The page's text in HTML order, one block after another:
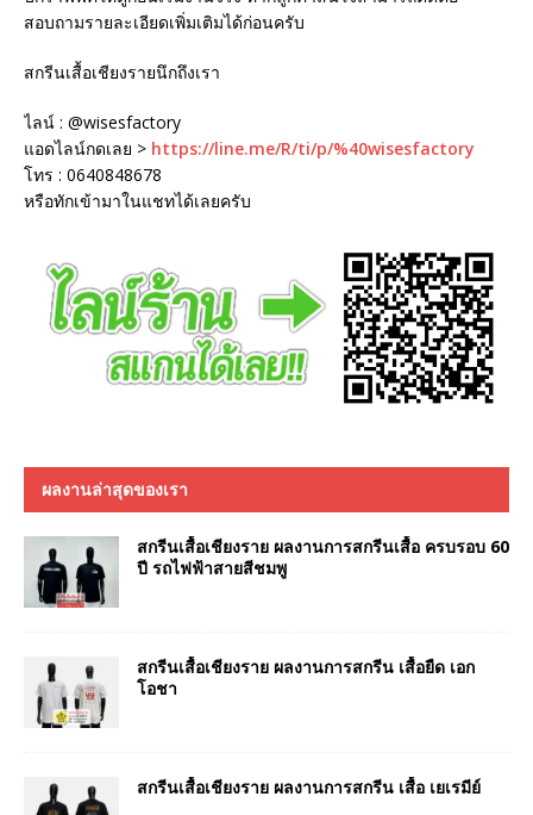
สอบถามรายละเอียดเพิ่มเติมได้ก่อนครับ
สกรีนเสื้อเชียงรายนึกถึงเรา
ไลน์ : @wisesfactory
แอดไลน์กดเลย > https://line.me/R/ti/p/%40wisesfactory
โทร : 0640848678
หรือทักเข้ามาในแชทได้เลยครับ
ผลงานล่าสุดของเรา
สกรีนเสื้อเชียงราย ผลงานการสกรีนเสื้อ ครบรอบ 60
ปี รถไฟฟ้าสายสีชมพู
สกรีนเสื้อเชียงราย ผลงานการสกรีน เสื้อยืด เอก
โอชา
สกรีนเสื้อเชียงราย ผลงานการสกรีน เสื้อ เยเรมีย์